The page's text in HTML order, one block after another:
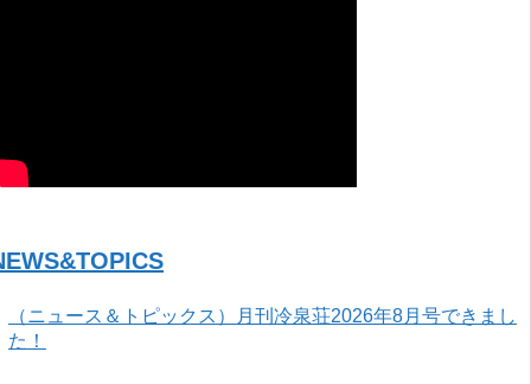
（ニュース＆トピックス）月刊冷泉荘2026年8月号できまし
た！